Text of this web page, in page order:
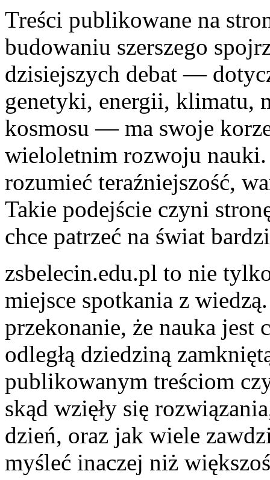
Treści publikowane na
budowaniu szerszego
dzisiejszych debat —
genetyki, energii, klimatu,
kosmosu — ma swoje
wieloletnim rozwoju
rozumieć teraźniejszość,
Takie podejście czyni
chce patrzeć na świat
zsbelecin.edu.pl to nie
miejsce spotkania z
przekonanie, że nauka jest
odległą dziedziną
publikowanym treściom
skąd wzięły się
dzień, oraz jak wiele
myśleć inaczej niż